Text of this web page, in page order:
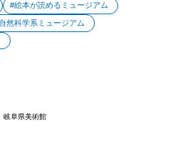
絵本が読めるミュージアム
然科学系ミュージアム
岐阜県美術館